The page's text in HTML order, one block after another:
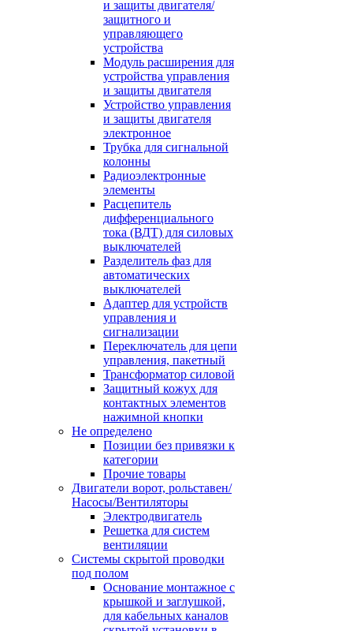
и защиты двигателя/
защитного и
управляющего
устройства
Модуль расширения для
устройства управления
и защиты двигателя
Устройство управления
и защиты двигателя
электронное
Трубка для сигнальной
колонны
Радиоэлектронные
элементы
Расцепитель
дифференциального
тока (ВДТ) для силовых
выключателей
Разделитель фаз для
автоматических
выключателей
Адаптер для устройств
управления и
сигнализации
Переключатель для цепи
управления, пакетный
Трансформатор силовой
Защитный кожух для
контактных элементов
нажимной кнопки
Не определено
Позиции без привязки к
категории
Прочие товары
Двигатели ворот, рольставен/
Насосы/Вентиляторы
Электродвигатель
Решетка для систем
вентиляции
Системы скрытой проводки
под полом
Основание монтажное с
крышкой и заглушкой,
для кабельных каналов